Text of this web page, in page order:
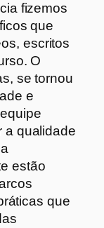
fizemos
que
escritos
O
se tornou
e
a qualidade
estão
que